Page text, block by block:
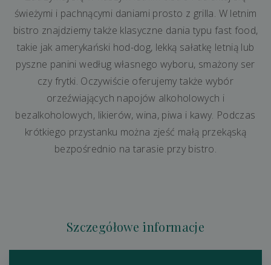
świeżymi i pachnącymi daniami prosto z grilla. W letnim
bistro znajdziemy także klasyczne dania typu fast food,
takie jak amerykański hod-dog, lekką sałatkę letnią lub
pyszne panini według własnego wyboru, smażony ser
czy frytki. Oczywiście oferujemy także wybór
orzeźwiających napojów alkoholowych i
bezalkoholowych, likierów, wina, piwa i kawy. Podczas
krótkiego przystanku można zjeść małą przekąską
bezpośrednio na tarasie przy bistro.
Szczegółowe informacje